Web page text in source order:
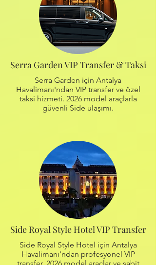
Serra Garden VIP Transfer & Taksi
Serra Garden için Antalya
Havalimanı'ndan VIP transfer ve özel
taksi hizmeti. 2026 model araçlarla
güvenli Side ulaşımı.
Side Royal Style Hotel VIP Transfer
Side Royal Style Hotel için Antalya
Havalimanı'ndan profesyonel VIP